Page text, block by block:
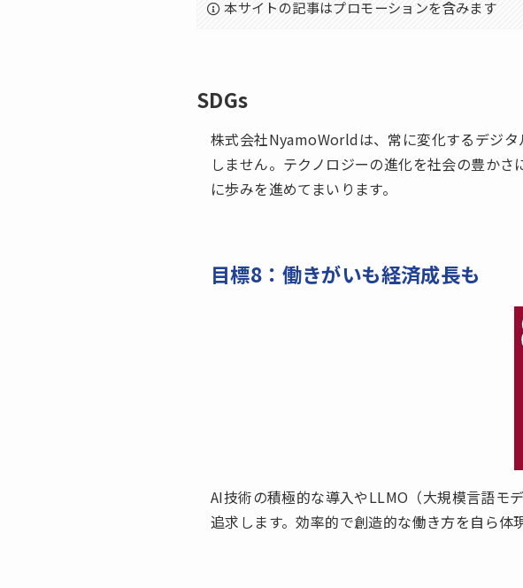
本サイトの記事はプロモーションを含みます
SDGs
株式会社NyamoWorldは、常に変化するデジ
しません。テクノロジーの進化を社会の豊か
に歩みを進めてまいります。
目標8：働きがいも経済成長も
AI技術の積極的な導入やLLMO（大規模言語モ
追求します。効率的で創造的な働き方を自ら体